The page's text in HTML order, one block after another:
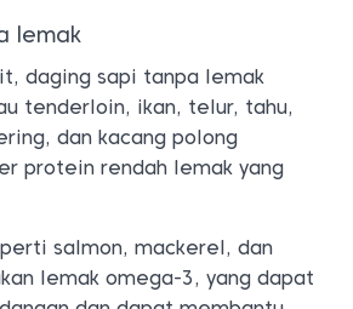
lemak
daging sapi tanpa lemak
tenderloin, ikan, telur, tahu,
dan kacang polong
protein rendah lemak yang
salmon, mackerel, dan
lemak omega-3, yang dapat